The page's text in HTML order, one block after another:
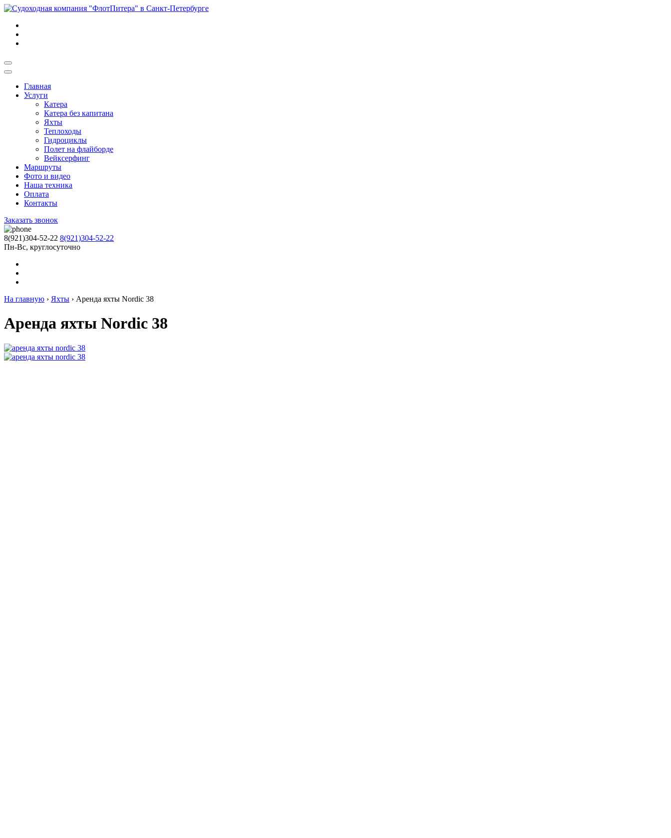
Главная
Услуги
Катера
Катера без капитана
Яхты
Теплоходы
Гидроциклы
Полет на флайборде
Вейксерфинг
Маршруты
Фото и видео
Наша техника
Оплата
Контакты
Заказать звонок
8(921)304-52-22 8(921)304-52-22
Пн-Вс, круглосуточно
На главную › Яхты › Аренда яхты Nordic 38
Аренда яхты Nordic 38